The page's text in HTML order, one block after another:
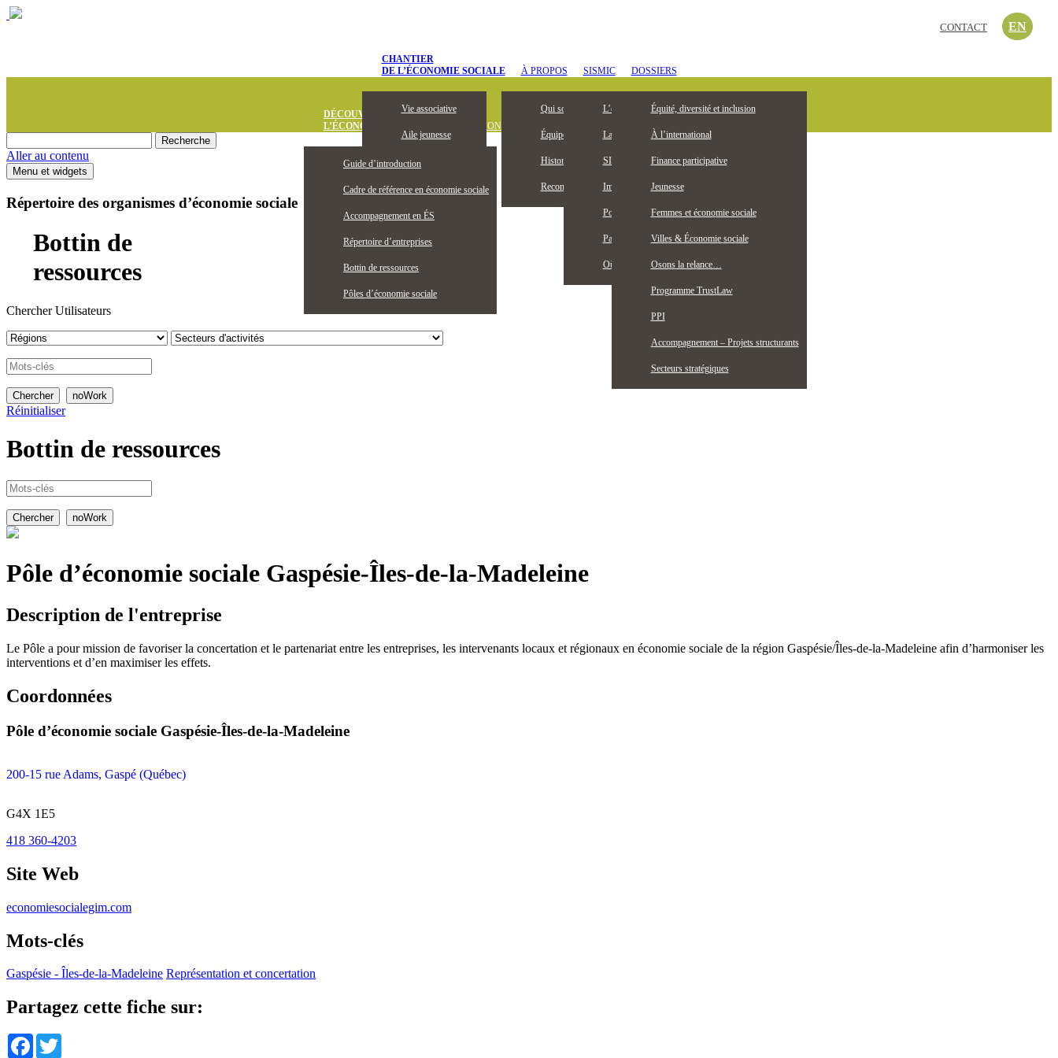
CHANTIER
DE L’ÉCONOMIE SOCIALE
Vie associative
Aile jeunesse
Devenez membre
Membres honoraires
Publications
Partenaires
Actualités
À PROPOS
Qui sommes-nous
Équipe
Historique
Reconnaissance territoriale
SISMIC
L’entrepreneuriat collectif, c’est quoi?
La Bourse Entrepreneuriat collectif jeunesse
SISMIC, c’est quoi?
Impacts SISMIC
Portraits SISMIC
Partenaires nationaux
Où nous trouver
DOSSIERS
Équité, diversité et inclusion
À l’international
Finance participative
Jeunesse
Femmes et économie sociale
Villes & Économie sociale
Osons la relance…
Programme TrustLaw
PPI
Accompagnement – Projets structurants
Secteurs stratégiques
DÉCOUVREZ
L’ÉCONOMIE SOCIALE
Guide d’introduction
Cadre de référence en économie sociale
Accompagnement en ÉS
Répertoire d’entreprises
Bottin de ressources
Pôles d’économie sociale
DÉFINITION OUTILS ET PUBLICATIONS OFFRES D’EMPLOI
CONTACT EN
Aller au contenu
Menu et widgets
Répertoire des organismes d’économie sociale
Bottin de
ressources
Chercher Utilisateurs
Réinitialiser
Bottin de ressources
Pôle d’économie sociale Gaspésie-Îles-de-la-Madeleine
Description de l'entreprise
Le Pôle a pour mission de favoriser la concertation et le partenariat entre les entreprises, les intervenants locaux et régionaux en économie sociale de la région Gaspésie/Îles-de-la-Madeleine afin d’harmoniser les
interventions et d’en maximiser les effets.
Coordonnées
Pôle d’économie sociale Gaspésie-Îles-de-la-Madeleine
200-15 rue Adams, Gaspé (Québec)
G4X 1E5
418 360-4203
Site Web
economiesocialegim.com
Mots-clés
Gaspésie - Îles-de-la-Madeleine Représentation et concertation
Partagez cette fiche sur:
Facebook